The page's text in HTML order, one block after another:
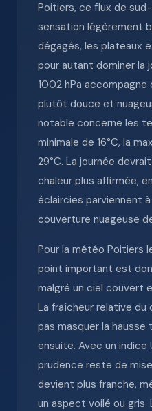
Poitiers, ce flux de
sensation légèrement
dégagés, les plateaux
pour autant dominer la
1002 hPa
plutôt douce et
notable concerne les
minimale de 16°C, la
29°C. La journée
chaleur plus affirmée,
éclaircies parviennent
couverture nuageuse
Pour la météo Poitiers
point important est
malgré un ciel couvert
La fraîcheur relative
pas masquer la
ensuite. Avec un indice
prudence reste de
devient plus franche,
un aspect voilé ou